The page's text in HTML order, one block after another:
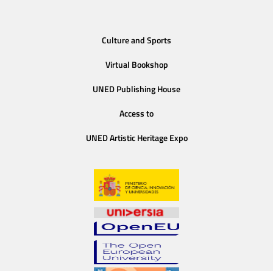
Culture and Sports
Virtual Bookshop
UNED Publishing House
Access to
UNED Artistic Heritage Expo